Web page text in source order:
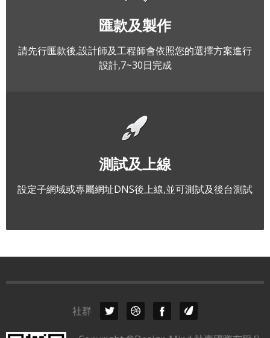
匯款及製作
請先行匯款後,設計師及工程師會依照您的選擇方案進行
設計,7~30日完成
測試及上線
設定子網域或專屬網址DNS後上線,並可測試及後台測試
社群